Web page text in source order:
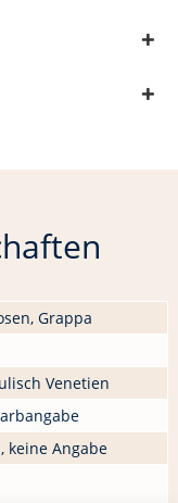
Grappa
Venetien
keine Angabe